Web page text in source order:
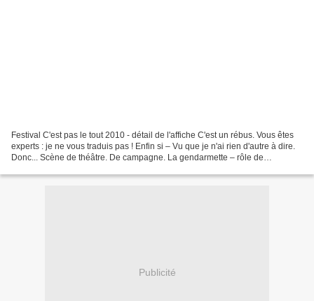
Festival C'est pas le tout 2010 - détail de l'affiche C'est un rébus. Vous êtes
experts : je ne vous traduis pas ! Enfin si – Vu que je n'ai rien d'autre à dire.
Donc... Scène de théâtre. De campagne. La gendarmette – rôle de
Publicité